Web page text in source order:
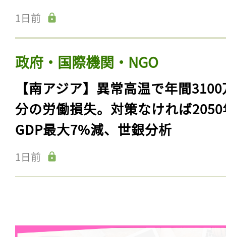
1日前
政府・国際機関・NGO
【南アジア】異常高温で年間
分の労働損失。対策なければ
GDP最大7%減、世銀分析
1日前